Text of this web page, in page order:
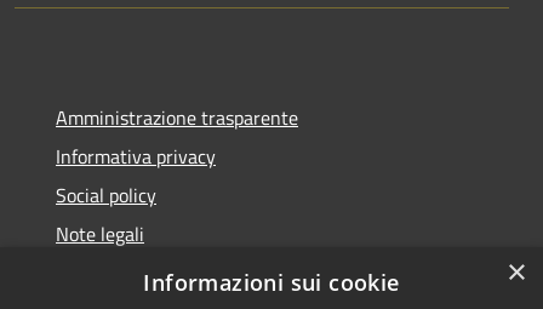
Amministrazione trasparente
Informativa privacy
Social policy
Note legali
Dichiarazione di accessibilità
×
Informazioni sui cookie